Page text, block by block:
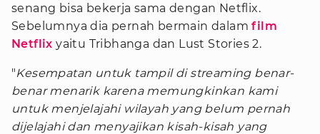
senang bisa bekerja sama dengan Netflix.
Sebelumnya dia pernah bermain dalamfilm
Netflix yaitu Tribhanga dan Lust Stories 2.
"Kesempatan untuk tampil di streaming benar-
benar menarik karena memungkinkan kami
untuk menjelajahi wilayah yang belum pernah
dijelajahi dan menyajikan kisah-kisah yang